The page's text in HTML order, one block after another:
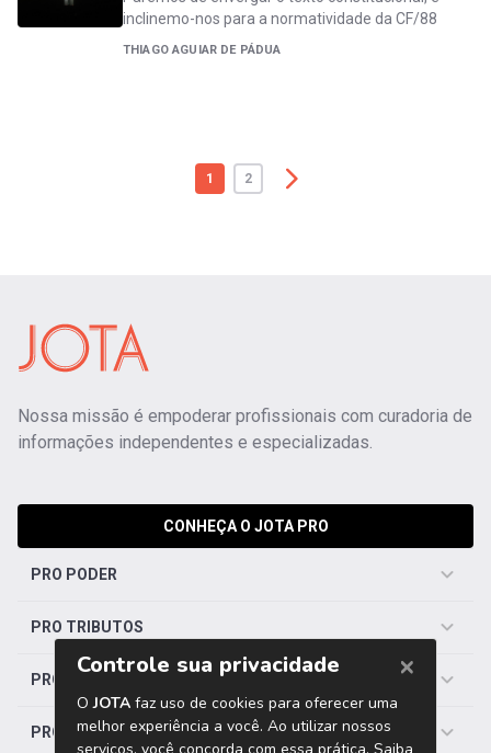
inclinemo-nos para a normatividade da CF/88
THIAGO AGUIAR DE PÁDUA
1 2
Nossa missão é empoderar profissionais com curadoria de
informações independentes e especializadas.
CONHEÇA O JOTA PRO
PRO PODER
PRO TRIBUTOS
PRO TRABALHISTA
PRO SAÚDE